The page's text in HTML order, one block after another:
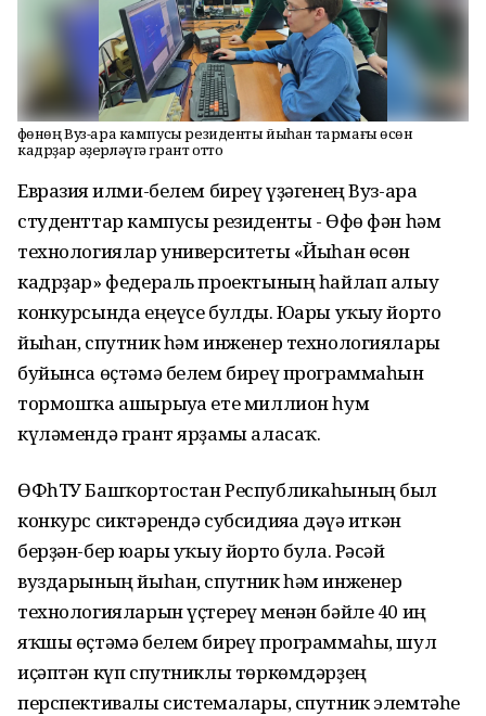
Өфөнөң Вуз-ара кампусы резиденты йыһан тармағы өсөн
кадрҙар әҙерләүгә грант отто
Евразия ғилми-белем биреү үҙәгенең Вуз-ара
студенттар кампусы резиденты - Өфө фән һәм
технологиялар университеты «Йыһан өсөн
кадрҙар» федераль проектының һайлап алыу
конкурсында еңеүсе булды. Юғары уҡыу йорто
йыһан, спутник һәм инженер технологиялары
буйынса өҫтәмә белем биреү программаһын
тормошҡа ашырыуға ете миллион һум
күләмендә грант ярҙамы аласаҡ.
ӨФһТУ Башҡортостан Республикаһының был
конкурс сиктәрендә субсидияға дәғүә иткән
берҙән-бер юғары уҡыу йорто була. Рәсәй
вуздарының йыһан, спутник һәм инженер
технологияларын үҫтереү менән бәйле 40 иң
яҡшы өҫтәмә белем биреү программаһы, шул
иҫәптән күп спутниклы төркөмдәрҙең
перспективалы системалары, спутник элемтәһе